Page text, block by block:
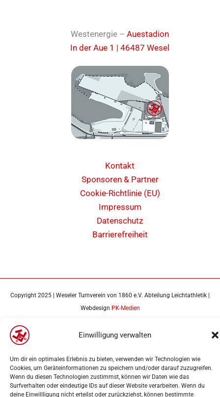
Einwilligung verwalten
Um dir ein optimales Erlebnis zu bieten, verwenden wir Technologien wie
Cookies, um Geräteinformationen zu speichern und/oder darauf zuzugreifen.
Wenn du diesen Technologien zustimmst, können wir Daten wie das
Surfverhalten oder eindeutige IDs auf dieser Website verarbeiten. Wenn du
deine Einwillligung nicht erteilst oder zurückziehst, können bestimmte
Westenergie – Auestadion
In der Aue 1 | 46487 Wesel
Kontakt
Sponsoren & Partner
Cookie-Richtlinie (EU)
Impressum
Datenschutz
Barrierefreiheit
Copyright 2025 | Weseler Turnverein von 1860 e.V. Abteilung Leichtathletik |
Webdesign PK-Medien